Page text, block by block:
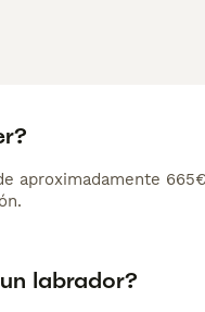
aproximadamente
labrador?